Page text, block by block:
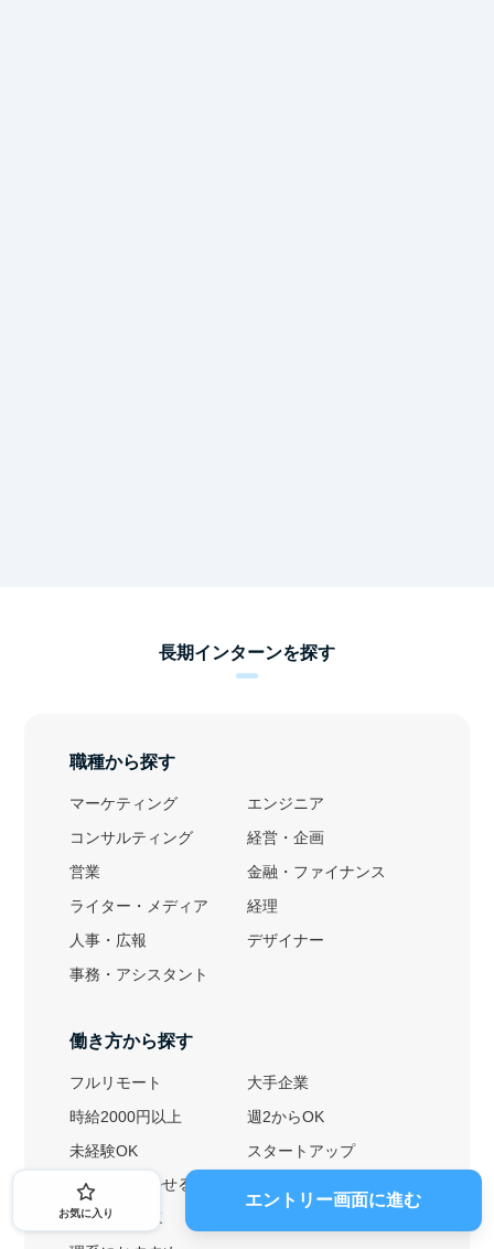
お気に入り
エントリー画面に進む
長期インターンを探す
職種から探す
マーケティング エンジニア
コンサルティング 経営・企画
営業 金融・ファイナンス
ライター・メディア 経理
人事・広報 デザイナー
事務・アシスタント
働き方から探す
フルリモート 大手企業
時給2000円以上 週2からOK
未経験OK スタートアップ
英語力を活かせる
1ヶ月からOK